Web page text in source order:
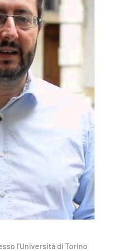
l’Università di Torino